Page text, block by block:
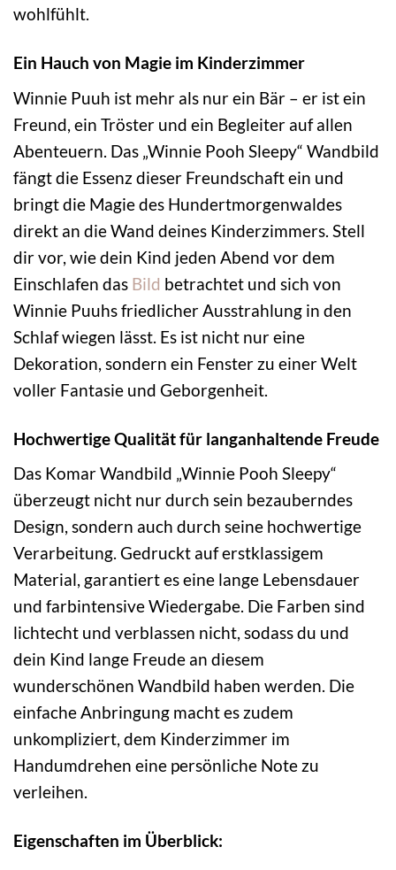
wohlfühlt.
Ein Hauch von Magie im Kinderzimmer
Winnie Puuh ist mehr als nur ein Bär – er ist ein
Freund, ein Tröster und ein Begleiter auf allen
Abenteuern. Das „Winnie Pooh Sleepy“ Wandbild
fängt die Essenz dieser Freundschaft ein und
bringt die Magie des Hundertmorgenwaldes
direkt an die Wand deines Kinderzimmers. Stell
dir vor, wie dein Kind jeden Abend vor dem
Einschlafen das Bild betrachtet und sich von
Winnie Puuhs friedlicher Ausstrahlung in den
Schlaf wiegen lässt. Es ist nicht nur eine
Dekoration, sondern ein Fenster zu einer Welt
voller Fantasie und Geborgenheit.
Hochwertige Qualität für langanhaltende Freude
Das Komar Wandbild „Winnie Pooh Sleepy“
überzeugt nicht nur durch sein bezauberndes
Design, sondern auch durch seine hochwertige
Verarbeitung. Gedruckt auf erstklassigem
Material, garantiert es eine lange Lebensdauer
und farbintensive Wiedergabe. Die Farben sind
lichtecht und verblassen nicht, sodass du und
dein Kind lange Freude an diesem
wunderschönen Wandbild haben werden. Die
einfache Anbringung macht es zudem
unkompliziert, dem Kinderzimmer im
Handumdrehen eine persönliche Note zu
verleihen.
Eigenschaften im Überblick: